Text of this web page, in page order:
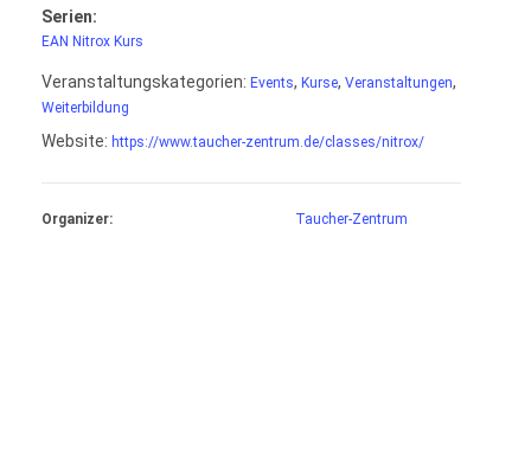
Serien:
EAN Nitrox Kurs
Veranstaltungskategorien: Events, Kurse, Veranstaltungen,
Weiterbildung
Website: https://www.taucher-zentrum.de/classes/nitrox/
Organizer: Taucher-Zentrum